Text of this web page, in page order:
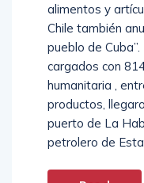
alimentos y
Chile también
pueblo de
cargados con
humanitaria ,
productos,
puerto de La
petrolero de